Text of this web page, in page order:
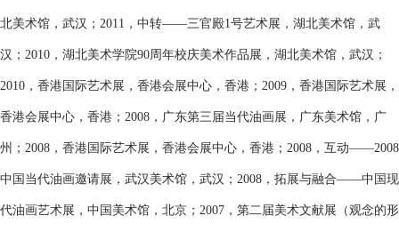
北美术馆，武汉；2011，中转——三官殿1号艺术展，湖北美术馆，武
汉；2010，湖北美术学院90周年校庆美术作品展，湖北美术馆，武汉；
2010，香港国际艺术展，香港会展中心，香港；2009，香港国际艺术展，
香港会展中心，香港；2008，广东第三届当代油画展，广东美术馆，广
州；2008，香港国际艺术展，香港会展中心，香港；2008，互动——2008
中国当代油画邀请展，武汉美术馆，武汉；2008，拓展与融合——中国现
代油画艺术展，中国美术馆，北京；2007，第二届美术文献展（观念的形